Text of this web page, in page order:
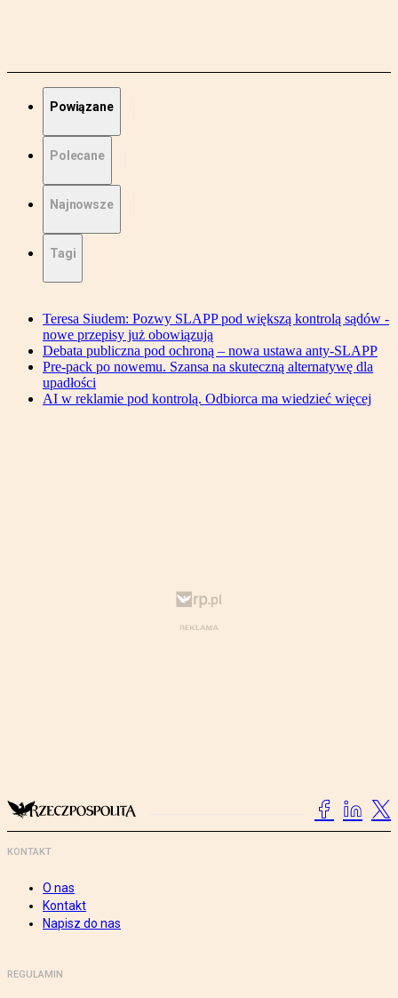
Powiązane
Polecane
Najnowsze
Tagi
Teresa Siudem: Pozwy SLAPP pod większą kontrolą sądów -
nowe przepisy już obowiązują
Debata publiczna pod ochroną – nowa ustawa anty-SLAPP
Pre-pack po nowemu. Szansa na skuteczną alternatywę dla
upadłości
AI w reklamie pod kontrolą. Odbiorca ma wiedzieć więcej
KONTAKT
O nas
Kontakt
Napisz do nas
REGULAMIN